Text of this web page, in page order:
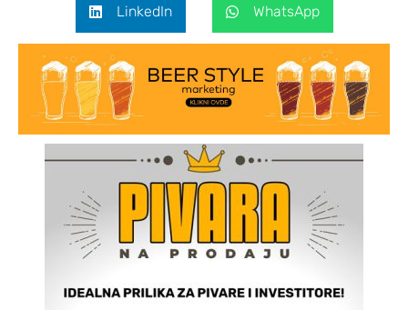
LinkedIn WhatsApp